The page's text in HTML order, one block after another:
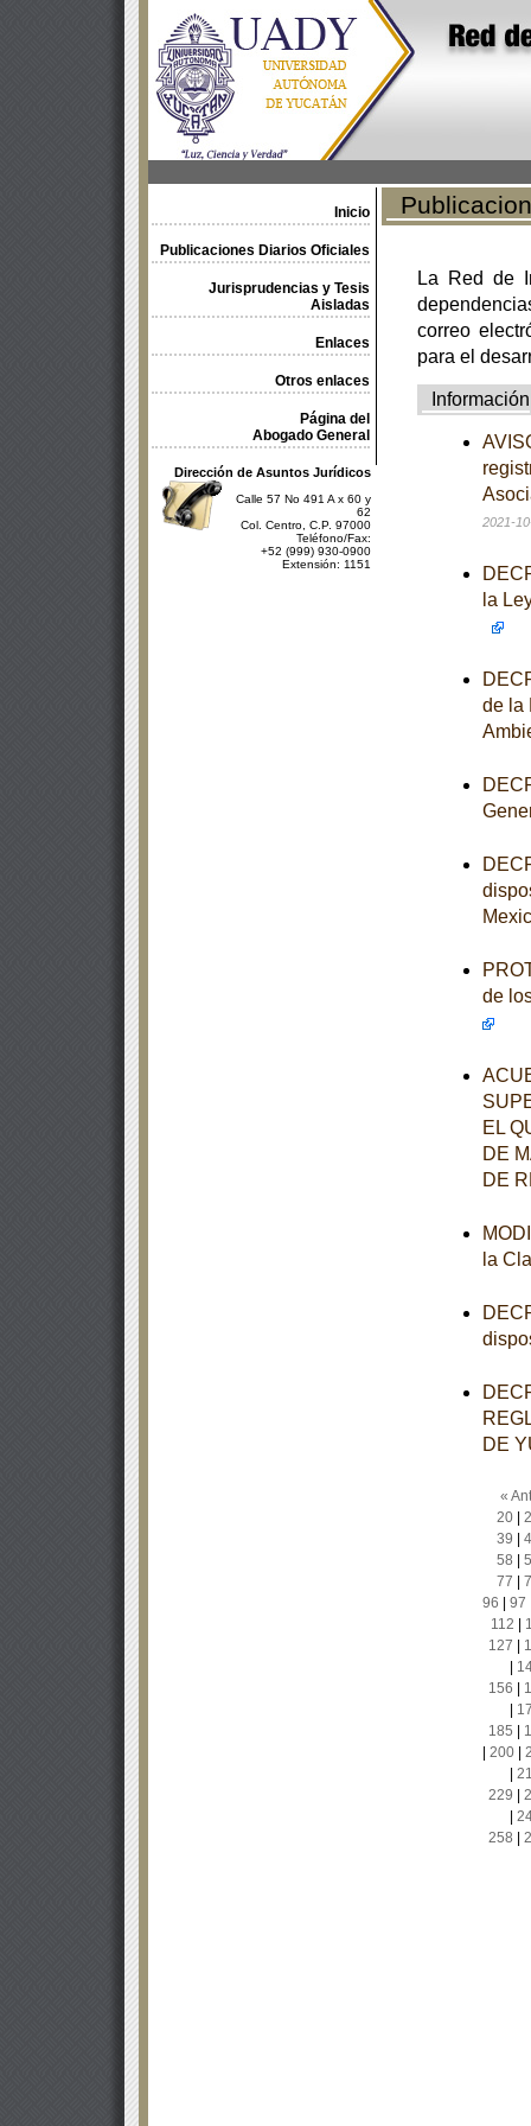
Inicio
Publicaciones Diarios Oficiales
Jurisprudencias y Tesis
Aisladas
Enlaces
Otros enlaces
Página del
Abogado General
Dirección de Asuntos Jurídicos
Calle 57 No 491 A x 60 y
62
Col. Centro, C.P. 97000
Teléfono/Fax:
+52 (999) 930-0900
Extensión: 1151
La Red de
correo
para el
Información
2021-
la
de la
de
EL
DE
DE
la
DE
«
20|
39
58
77
96
97
112
127
156
185
200|
229
258